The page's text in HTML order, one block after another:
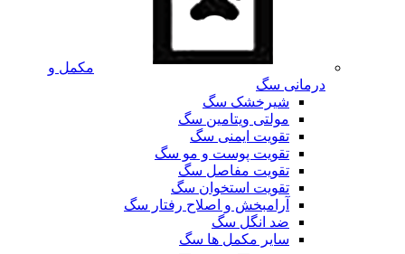
مکمل و
درمانی سگ
شیرخشک سگ
مولتی ویتامین سگ
تقویت ایمنی سگ
تقویت پوست و مو سگ
تقویت مفاصل سگ
تقویت استخوان سگ
آرامبخش و اصلاح رفتار سگ
ضد انگل سگ
سایر مکمل ها سگ